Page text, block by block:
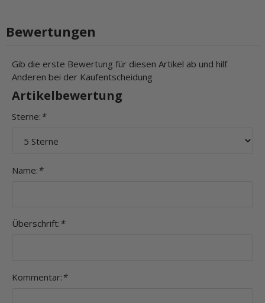
Bewertungen
Gib die erste Bewertung für diesen Artikel ab und hilf
Anderen bei der Kaufentscheidung
Artikelbewertung
Sterne: *
Name: *
Überschrift: *
Kommentar: *